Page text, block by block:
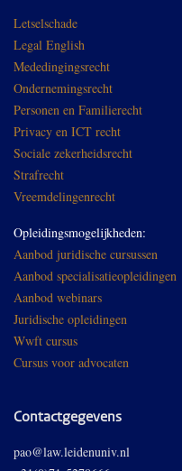
Letselschade
Legal English
Mededingingsrecht
Ondernemingsrecht
Personen en Familierecht
Privacy en ICT recht
Sociale zekerheidsrecht
Strafrecht
Vreemdelingenrecht
Opleidingsmogelijkheden:
Aanbod juridische cursussen
Aanbod specialisatieopleidingen
Aanbod webinars
Juridische opleidingen
Wwft cursus
Cursus voor advocaten
Contactgegevens
pao@law.leidenuniv.nl